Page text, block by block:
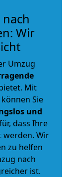
Wir
Umzug
Mit
Sie
und
dass Ihre
werden. Wir
zu helfen
nach
ist.